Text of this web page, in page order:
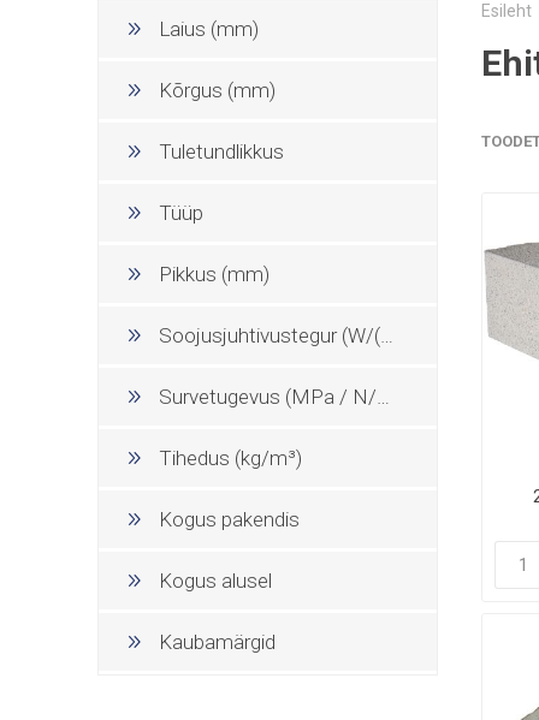
Esileht
Laius (mm)
Kõrgus (mm)
Tuletundlikkus
Tüüp
Pikkus (mm)
Soojusjuhtivustegur (W/(mK))
Survetugevus (MPa / N/mm²)
Tihedus (kg/m³)
Kogus pakendis
Kogus alusel
Kaubamärgid